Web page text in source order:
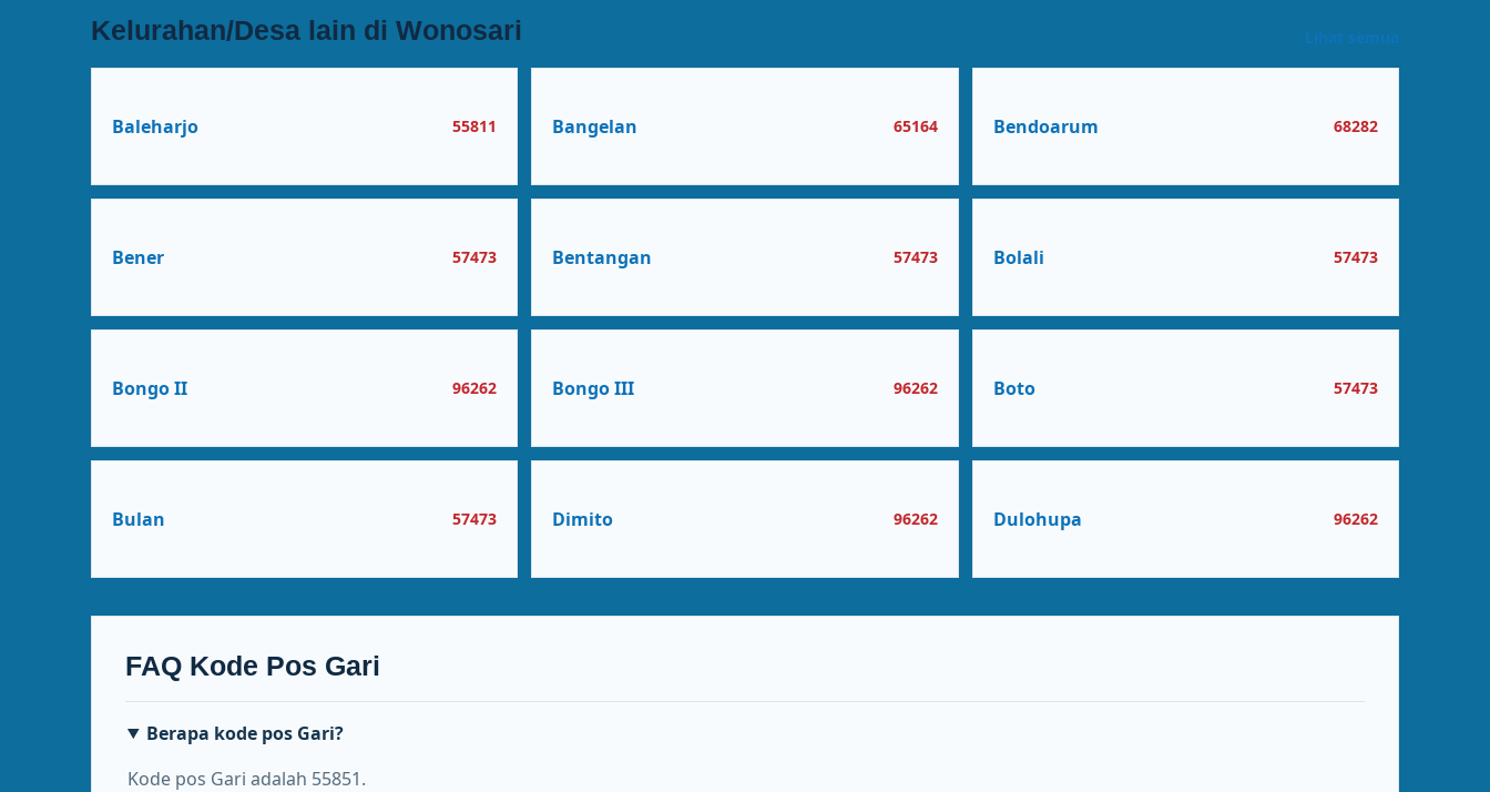
Kelurahan/Desa lain di Wonosari Lihat semua
Baleharjo 55811 Bangelan 65164 Bendoarum 68282
Bener 57473 Bentangan 57473 Bolali 57473
Bongo II 96262 Bongo III 96262 Boto 57473
Bulan 57473 Dimito 96262 Dulohupa 96262
FAQ Kode Pos Gari
Berapa kode pos Gari?
Kode pos Gari adalah 55851.